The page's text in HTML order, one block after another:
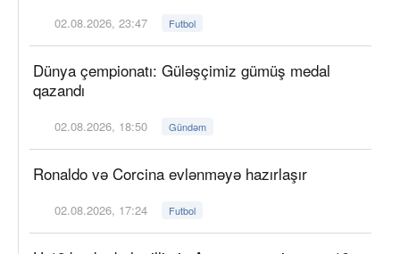
02.08.2026, 23:47 Futbol
Dünya çempionatı: Güləşçimiz gümüş medal
qazandı
02.08.2026, 18:50 Gündəm
Ronaldo və Corcina evlənməyə hazırlaşır
02.08.2026, 17:24 Futbol